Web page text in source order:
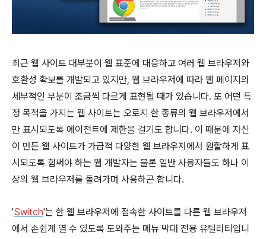
최근 웹 사이트 대부분이 웹 표준에 대응하고 여러 웹 브라우저와
호환성 확보를 개발되고 있지만, 웹 브라우저에 따라 웹 페이지의
세부적인 부분이 조금씩 다르게 표현될 때가 있습니다. 또 어떤 특
정 목적을 가지는 웹 사이트는 오로지 한 종류의 웹 브라우저에서
만 표시되도록 에이전트에 제한을 걸기도 합니다. 이 때문에 자신
이 만든 웹 사이트가 가급적 다양한 웹 브라우저에서 원할하게 표
시되도록 힘써야 하는 웹 개발자는 물론 일반 사용자들도 하나 이
상의 웹 브라우저를 돌려가며 사용하곤 합니다.
'Switch'는 한 웹 브라우저에 접속한 사이트를 다른 웹 브라우저
에서 손쉽게 열 수 있도록 도와주는 메뉴 막대 전용 유틸리티입니